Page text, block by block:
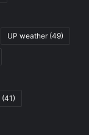
UP weather(49)
(41)